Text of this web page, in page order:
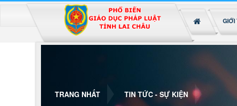
GIỚI
TRANG NHẤT TIN TỨC - SỰ KIỆN
Đã kết nối EMC